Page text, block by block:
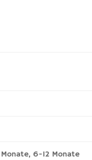
6-12 Monate